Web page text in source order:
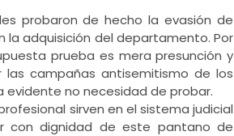
probaron de hecho la evasión de
la adquisición del departamento. Por
prueba es mera presunción y
campañas antisemitismo de los
evidente no necesidad de probar.
sirven en el sistema judicial
con dignidad de este pantano de